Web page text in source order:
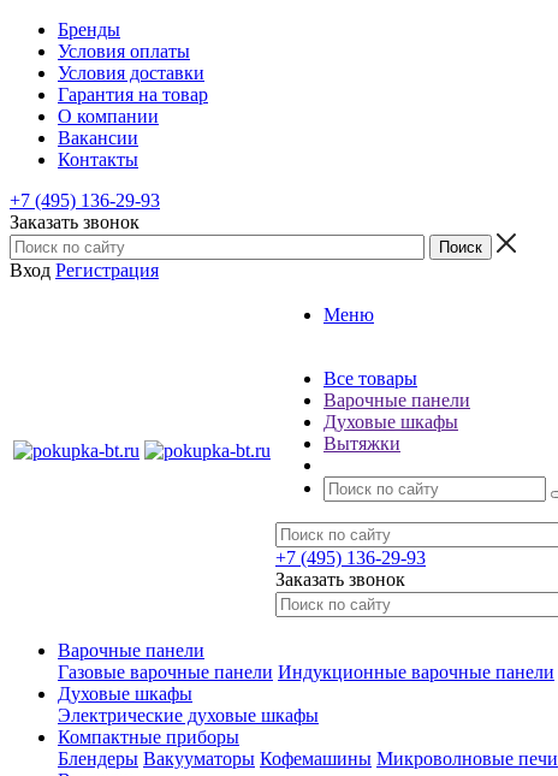
Бренды
Условия оплаты
Условия доставки
Гарантия на товар
О компании
Вакансии
Контакты
+7 (495) 136-29-93
Заказать звонок
Вход Регистрация
Меню
Все товары
Варочные панели
Духовые шкафы
Вытяжки
+7 (495) 136-29-93
Заказать звонок
Варочные панели
Газовые варочные панели Индукционные варочные панели
Духовые шкафы
Электрические духовые шкафы
Компактные приборы
Блендеры Вакууматоры Кофемашины Микроволновые печи